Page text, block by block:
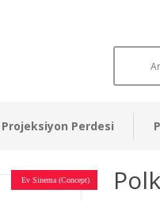
Projeksiyon Perdesi
Ev Sinema
Ev Sinema
Ev Sinema
Müzeler
Ev Sinema
Restaurant - Cafe
Devlet Kurumları
Ev Sinema
Otel Sinema Salonları
Ev Sinema (Concept)